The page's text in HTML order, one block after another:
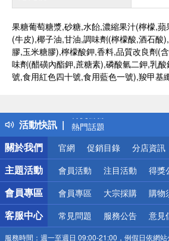
果糖葡萄糖漿,砂糖,水飴,濃縮果汁(檸檬,
(牛皮),椰子油,甘油,調味劑(檸檬酸,酒石酸
膠,玉米糖膠),檸檬酸鉀,香料,品質改良劑(
味劑(醋磺內酯鉀,蔗糖素),磷酸氫二鉀,乳
號,食用紅色四十號,食用藍色一號),羧甲基
活動快訊
得獎公告
熱門話題
銀行優惠
偏遠地區配送
詐騙網頁！請小心！
關於我們
官網 促銷目錄 分店資訊
主題活動 會員活動 注目活動 得獎
會員專區 會員專區 大宗採購 購物
客服中心 常見問題 服務公告 意見
服務時間： 週一至週日 09:00-21:00，例假日依網站